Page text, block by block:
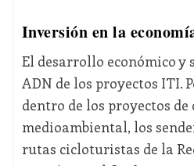
Inversión en la
El desarrollo económico y
ADN de los proyectos ITI.
dentro de los proyectos
medioambiental, los
rutas cicloturistas de la